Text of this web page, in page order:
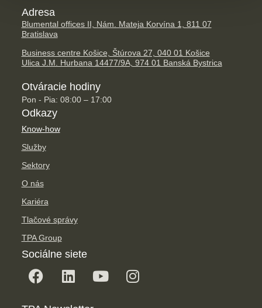
Adresa
Blumental offices II, Nám. Mateja Korvína 1, 811 07
Bratislava
Business centre Košice, Štúrova 27, 040 01 Košice
Ulica J.M. Hurbana 14477/9A, 974 01 Banská Bystrica
Otváracie hodiny
Pon - Pia: 08:00 – 17:00
Odkazy
Know-how
Služby
Sektory
O nás
Kariéra
Tlačové správy
TPA Group
Sociálne siete